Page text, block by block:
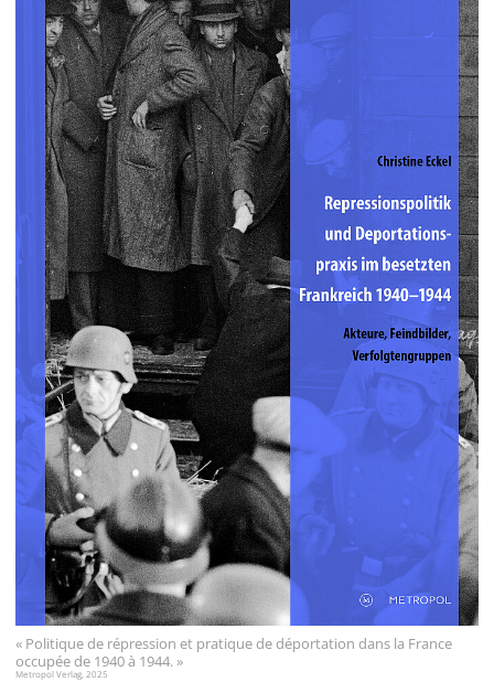
« Politique de répression et pratique de déportation dans la France
occupée de 1940 à 1944. »
Metropol Verlag, 2025